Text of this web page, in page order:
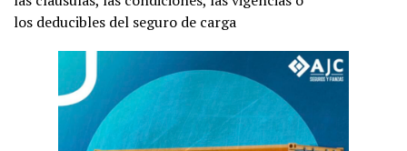
los deducibles del seguro de carga